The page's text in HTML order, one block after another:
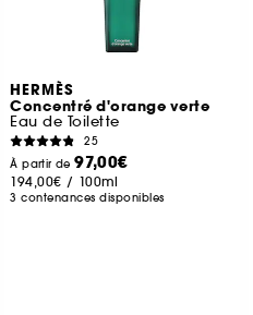
HERMÈS
Concentré d'orange verte
Eau de Toilette
25
À partir de97,00€
194,00€ / 100ml
3 contenances disponibles